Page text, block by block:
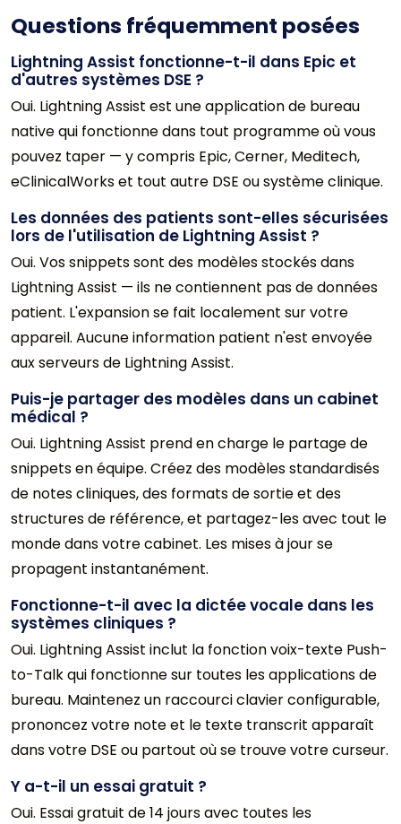
Questions fréquemment posées
Lightning Assist fonctionne-t-il dans Epic et
d'autres systèmes DSE ?
Oui. Lightning Assist est une application de bureau
native qui fonctionne dans tout programme où vous
pouvez taper — y compris Epic, Cerner, Meditech,
eClinicalWorks et tout autre DSE ou système clinique.
Les données des patients sont-elles sécurisées
lors de l'utilisation de Lightning Assist ?
Oui. Vos snippets sont des modèles stockés dans
Lightning Assist — ils ne contiennent pas de données
patient. L'expansion se fait localement sur votre
appareil. Aucune information patient n'est envoyée
aux serveurs de Lightning Assist.
Puis-je partager des modèles dans un cabinet
médical ?
Oui. Lightning Assist prend en charge le partage de
snippets en équipe. Créez des modèles standardisés
de notes cliniques, des formats de sortie et des
structures de référence, et partagez-les avec tout le
monde dans votre cabinet. Les mises à jour se
propagent instantanément.
Fonctionne-t-il avec la dictée vocale dans les
systèmes cliniques ?
Oui. Lightning Assist inclut la fonction voix-texte Push-
to-Talk qui fonctionne sur toutes les applications de
bureau. Maintenez un raccourci clavier configurable,
prononcez votre note et le texte transcrit apparaît
dans votre DSE ou partout où se trouve votre curseur.
Y a-t-il un essai gratuit ?
Oui. Essai gratuit de 14 jours avec toutes les